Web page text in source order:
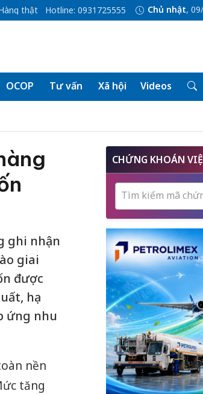
thật Hotline: 0931725555 Chủ nhật,
OCOP Tư vấn Xã hội Videos
ghi nhận
giai
được
hạ
ứng nhu
nền
tăng
CHỨNG KHOÁN
Tìm kiếm mã